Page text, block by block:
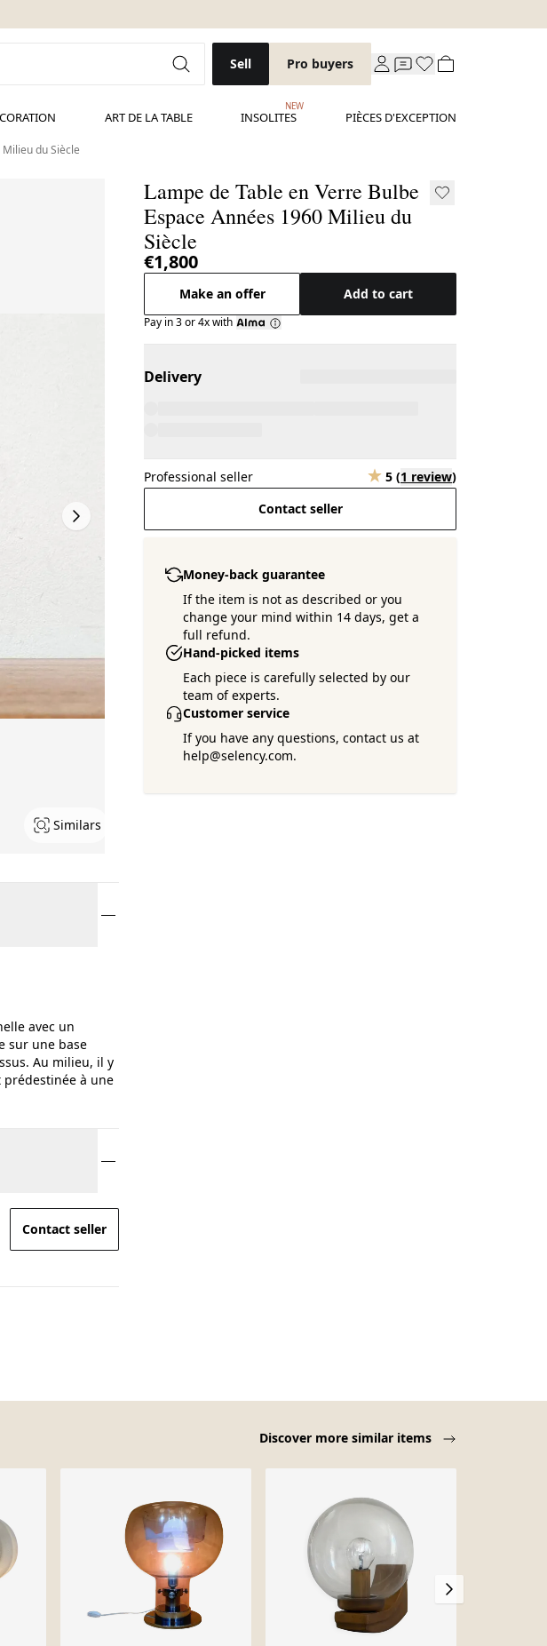
Sell Pro buyers
ART DE LA TABLE INSOLITES
NEW
PIÈCES D'EXCEPTION
du Siècle
Similars
Lampe de Table en Verre Bulbe
Espace Années 1960 Milieu du
Siècle
€1,800
Make an offer Add to cart
Pay in 3 or 4x with
Delivery
Professional seller 5 (1 review)
Contact seller
Money-back guarantee
If the item is not as described or you
change your mind within 14 days, get a
full refund.
Hand-picked items
Each piece is carefully selected by our
team of experts.
Customer service
If you have any questions, contact us at
help@selency.com.
avec un
sur une base
Au milieu, il y
prédestinée à une
Contact seller
Discover more similar items